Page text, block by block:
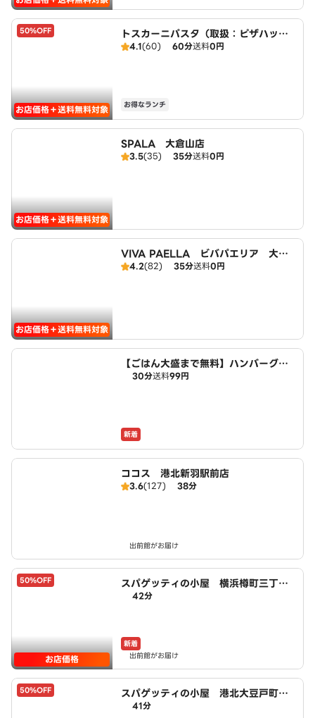
50%OFF
お店価格＋送料無料対象
トスカーニパスタ（取扱：ピザハット
環2駒岡店）
4.1(60) 60分送料0円
お得なランチ
お店価格＋送料無料対象
SPALA 大倉山店
3.5(35) 35分送料0円
お店価格＋送料無料対象
VIVA PAELLA ビバパエリア 大倉
山店
4.2(82) 35分送料0円
【ごはん大盛まで無料】ハンバーグ
亭 沢村 港北区店
30分送料99円
新着
ココス 港北新羽駅前店
3.6(127) 38分
出前館がお届け
50%OFF
お店価格
スパゲッティの小屋 横浜樽町三丁目
店 powered by LAWSON
42分
新着
出前館がお届け
50%OFF
スパゲッティの小屋 港北大豆戸町
店 powered by LAWSON
41分